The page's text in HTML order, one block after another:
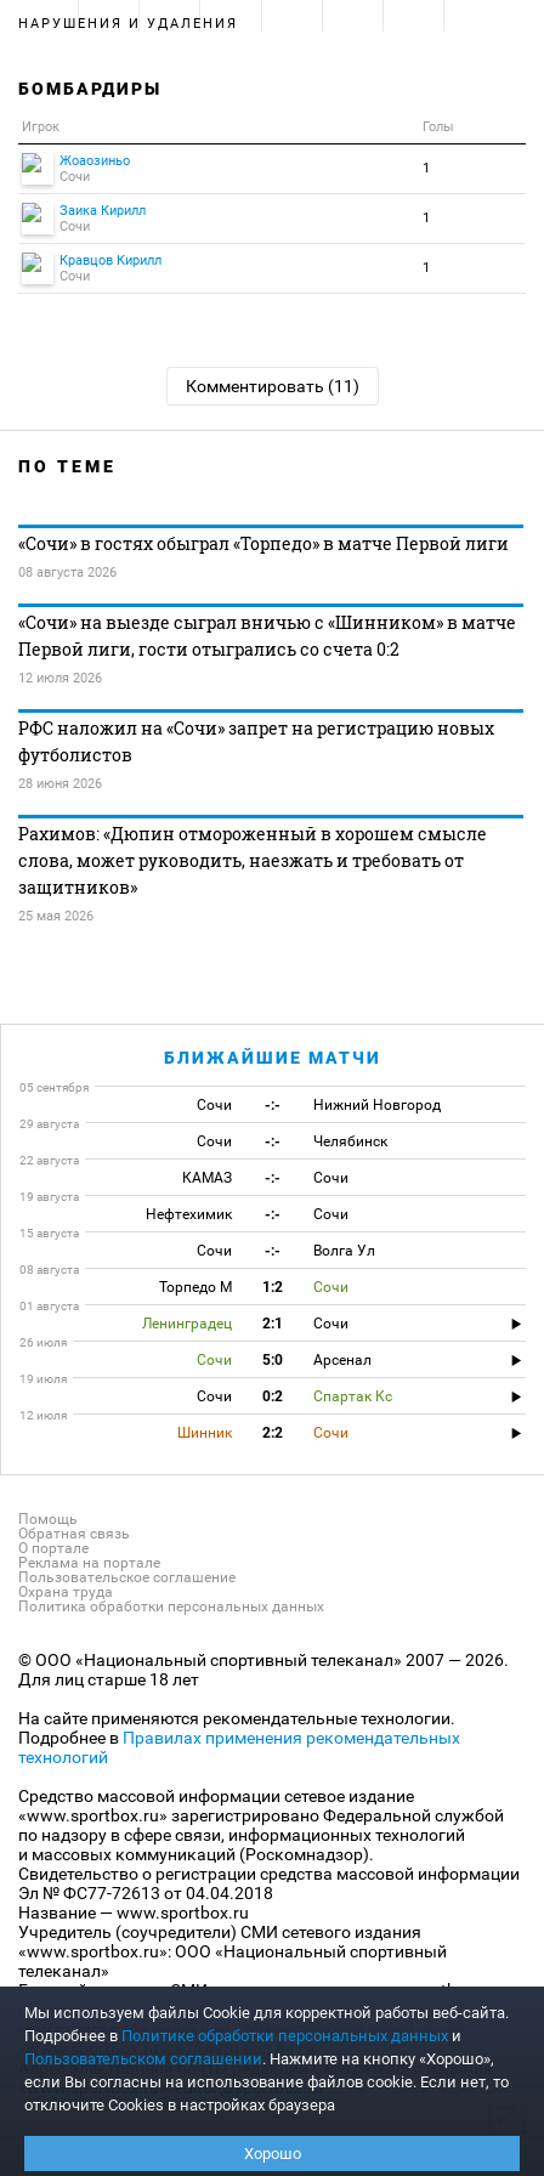
НАРУШЕНИЯ И УДАЛЕНИЯ
БОМБАРДИРЫ
Игрок Голы
Жоаозиньо
Сочи
1
Заика Кирилл
Сочи
1
Кравцов Кирилл
Сочи
1
Комментировать (11)
ПО ТЕМЕ
«Сочи» в гостях обыграл «Торпедо» в матче Первой лиги
08 августа 2026
«Сочи» на выезде сыграл вничью с «Шинником» в матче
Первой лиги, гости отыгрались со счета 0:2
12 июля 2026
РФС наложил на «Сочи» запрет на регистрацию новых
футболистов
28 июня 2026
Рахимов: «Дюпин отмороженный в хорошем смысле
слова, может руководить, наезжать и требовать от
защитников»
25 мая 2026
БЛИЖАЙШИЕ МАТЧИ
05 сентября
Сочи -:- Нижний Новгород
29 августа
Сочи -:- Челябинск
22 августа
КАМАЗ -:- Сочи
19 августа
Нефтехимик -:- Сочи
15 августа
Сочи -:- Волга Ул
08 августа
Торпедо М 1:2 Сочи
01 августа
Ленинградец 2:1 Сочи
26 июля
Сочи 5:0 Арсенал
19 июля
Сочи 0:2 Спартак Кс
12 июля
Шинник 2:2 Сочи
Помощь
Обратная связь
О портале
Реклама на портале
Пользовательское соглашение
Охрана труда
Политика обработки персональных данных
© ООО «Национальный спортивный телеканал» 2007 — 2026.
Для лиц старше 18 лет
На сайте применяются рекомендательные технологии.
Подробнее в Правилах применения рекомендательных
технологий
Средство массовой информации сетевое издание
«www.sportbox.ru» зарегистрировано Федеральной службой
по надзору в сфере связи, информационных технологий
и массовых коммуникаций (Роскомнадзор).
Свидетельство о регистрации средства массовой информации
Эл № ФС77-72613 от 04.04.2018
Название — www.sportbox.ru
Учредитель (соучредители) СМИ сетевого издания
«www.sportbox.ru»: ООО «Национальный спортивный
телеканал»
Главный редактор СМИ сетевого издания «www.sportbox.ru»:
Конов В.А.
Номер телефона редакции СМИ сетевого издания
«www.sportbox.ru»: +7 (495) 653 8419
Адрес электронной почты редакции СМИ сетевого издания
«www.sportbox.ru»: editor@sportbox.ru
Мы используем файлы Сookie для корректной работы веб-сайта.
Подробнее в Политике обработки персональных данных и
Пользовательском соглашении. Нажмите на кнопку «Хорошо»,
если Вы согласны на использование файлов cookie. Если нет, то
отключите Cookies в настройках браузера
Хорошо